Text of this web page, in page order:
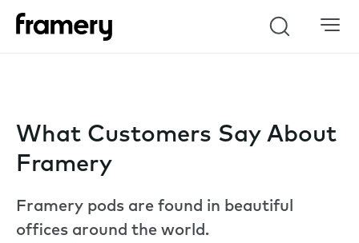
Search
What Customers Say About
Framery
Framery pods are found in beautiful
offices around the world.